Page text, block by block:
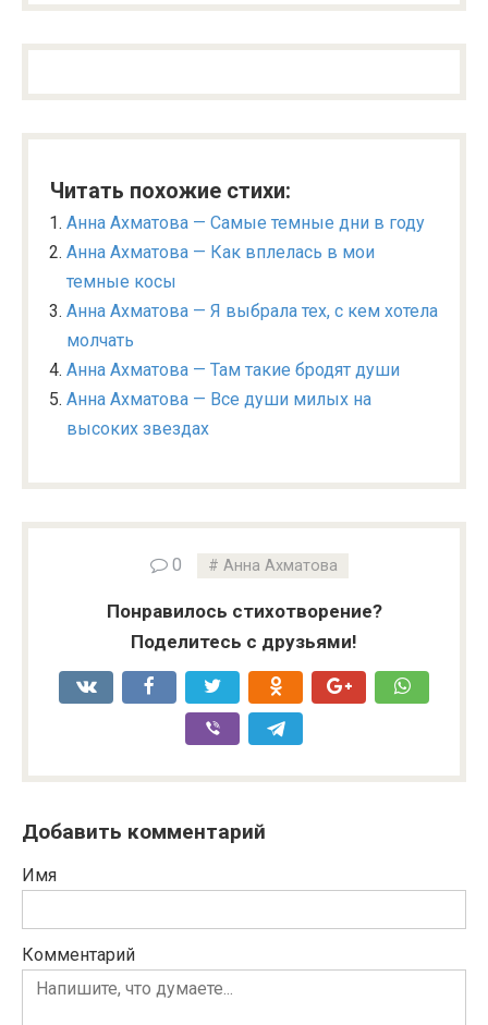
Читать похожие стихи:
Анна Ахматова — Самые темные дни в году
Анна Ахматова — Как вплелась в мои
темные косы
Анна Ахматова — Я выбрала тех, с кем хотела
молчать
Анна Ахматова — Там такие бродят души
Анна Ахматова — Все души милых на
высоких звездах
0 Анна Ахматова
Понравилось стихотворение?
Поделитесь с друзьями!
Добавить комментарий
Имя
Комментарий